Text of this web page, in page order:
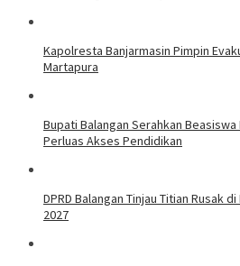
Kapolresta Banjarmasin Pimpin
Martapura
Bupati Balangan Serahkan Beasiswa
Perluas Akses Pendidikan
DPRD Balangan Tinjau Titian Rusak
2027